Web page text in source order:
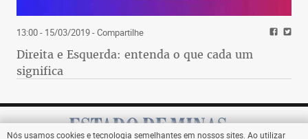
13:00 - 15/03/2019- Compartilhe
Direita e Esquerda: entenda o que cada um
significa
Nós usamos cookies e tecnologia semelhantes em nossos sites. Ao utilizar